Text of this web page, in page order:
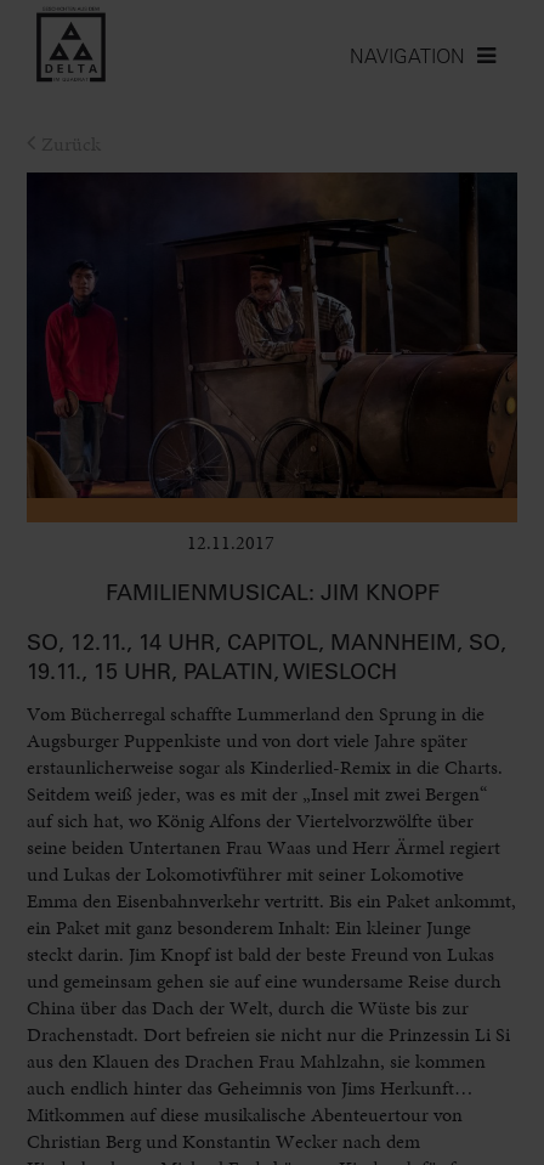
NAVIGATION
12.11.2017
FAMILIENMUSICAL: JIM KNOPF
SO, 12.11., 14 UHR, CAPITOL, MANNHEIM, SO,
19.11., 15 UHR, PALATIN, WIESLOCH
Vom Bücherregal schaffte Lummerland den Sprung in die
Augsburger Puppenkiste und von dort viele Jahre später
erstaunlicherweise sogar als Kinderlied-Remix in die Charts.
Seitdem weiß jeder, was es mit der „Insel mit zwei Bergen“
auf sich hat, wo König Alfons der Viertelvorzwölfte über
seine beiden Untertanen Frau Waas und Herr Ärmel regiert
und Lukas der Lokomotivführer mit seiner Lokomotive
Emma den Eisenbahnverkehr vertritt. Bis ein Paket ankommt,
ein Paket mit ganz besonderem Inhalt: Ein kleiner Junge
steckt darin. Jim Knopf ist bald der beste Freund von Lukas
und gemeinsam gehen sie auf eine wundersame Reise durch
China über das Dach der Welt, durch die Wüste bis zur
Drachenstadt. Dort befreien sie nicht nur die Prinzessin Li Si
aus den Klauen des Drachen Frau Mahlzahn, sie kommen
auch endlich hinter das Geheimnis von Jims Herkunft…
Mitkommen auf diese musikalische Abenteuertour von
Christian Berg und Konstantin Wecker nach dem